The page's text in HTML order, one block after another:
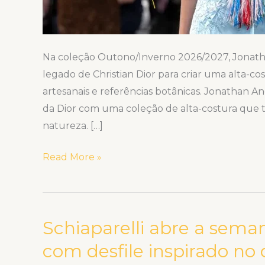
Na coleção Outono/Inverno 2026/2027,
legado de Christian Dior para criar uma alta-
artesanais e referências botânicas. Jonathan
da Dior com uma coleção de alta-costura que
natureza. […]
Read More »
Schiaparelli abre a
com desfile inspirado no
Schiaparelli
a